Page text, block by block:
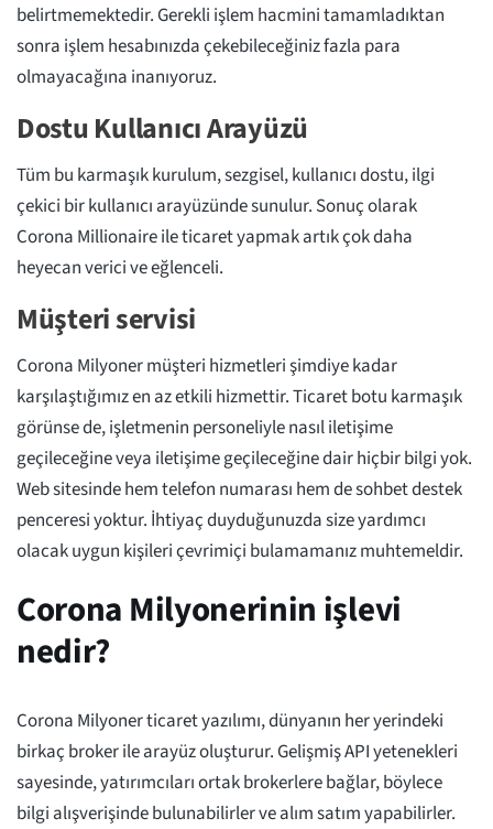
belirtmemektedir. Gerekli işlem hacmini tamamladıktan
sonra işlem hesabınızda çekebileceğiniz fazla para
olmayacağına inanıyoruz.
Dostu Kullanıcı Arayüzü
Tüm bu karmaşık kurulum, sezgisel, kullanıcı dostu, ilgi
çekici bir kullanıcı arayüzünde sunulur. Sonuç olarak
Corona Millionaire ile ticaret yapmak artık çok daha
heyecan verici ve eğlenceli.
Müşteri servisi
Corona Milyoner müşteri hizmetleri şimdiye kadar
karşılaştığımız en az etkili hizmettir. Ticaret botu karmaşık
görünse de, işletmenin personeliyle nasıl iletişime
geçileceğine veya iletişime geçileceğine dair hiçbir bilgi yok.
Web sitesinde hem telefon numarası hem de sohbet destek
penceresi yoktur. İhtiyaç duyduğunuzda size yardımcı
olacak uygun kişileri çevrimiçi bulamamanız muhtemeldir.
Corona Milyonerinin işlevi
nedir?
Corona Milyoner ticaret yazılımı, dünyanın her yerindeki
birkaç broker ile arayüz oluşturur. Gelişmiş API yetenekleri
sayesinde, yatırımcıları ortak brokerlere bağlar, böylece
bilgi alışverişinde bulunabilirler ve alım satım yapabilirler.